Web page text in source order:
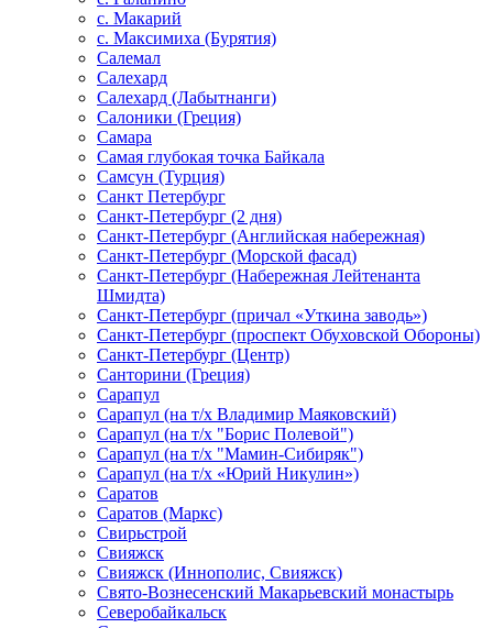
с. Макарий
с. Максимиха (Бурятия)
Салемал
Салехард
Салехард (Лабытнанги)
Салоники (Греция)
Самара
Самая глубокая точка Байкала
Самсун (Турция)
Санкт Петербург
Санкт-Петербург (2 дня)
Санкт-Петербург (Английская набережная)
Санкт-Петербург (Морской фасад)
Санкт-Петербург (Набережная Лейтенанта
Шмидта)
Санкт-Петербург (причал «Уткина заводь»)
Санкт-Петербург (проспект Обуховской Обороны)
Санкт-Петербург (Центр)
Санторини (Греция)
Сарапул
Сарапул (на т/х Владимир Маяковский)
Сарапул (на т/х "Борис Полевой")
Сарапул (на т/х "Мамин-Сибиряк")
Сарапул (на т/х «Юрий Никулин»)
Саратов
Саратов (Маркс)
Свирьстрой
Свияжск
Свияжск (Иннополис, Свияжск)
Свято-Вознесенский Макарьевский монастырь
Северобайкальск